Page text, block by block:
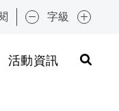
字級
活動資訊
:::